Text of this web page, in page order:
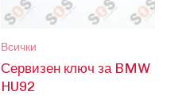
Всички
Сервизен ключ за BMW
HU92